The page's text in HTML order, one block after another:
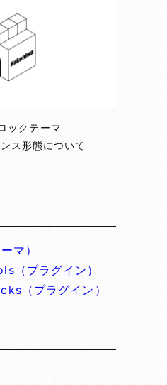
ックテーマ
ス形態について
マ）
（プラグイン）
（プラグイン）